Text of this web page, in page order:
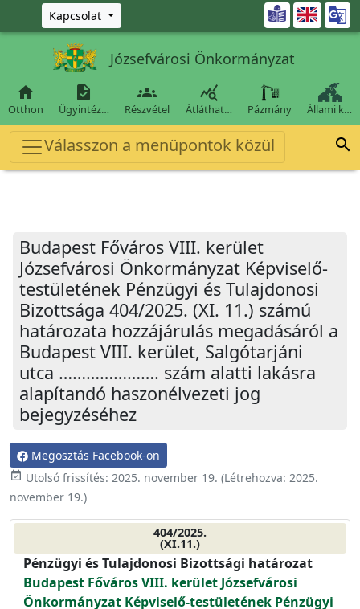
Ugrás a fő tartalomra
Kapcsolat 
Józsefvárosi Önkormányzat

Otthon

Ügyintéz…

Részvétel

Átláthat… Pázmány Állami k…
Válasszon a menüpontok közül 
Budapest Főváros VIII. kerület
Józsefvárosi Önkormányzat Képviselő-
testületének Pénzügyi és Tulajdonosi
Bizottsága 404/2025. (XI. 11.) számú
határozata hozzájárulás megadásáról a
Budapest VIII. kerület, Salgótarjáni
utca …………………. szám alatti lakásra
alapítandó haszonélvezeti jog
bejegyzéséhez
Megosztás Facebook-on
event_available Utolsó frissítés: 2025. november 19. (Létrehozva: 2025.
november 19.)
404/2025.
(XI.11.)
Pénzügyi és Tulajdonosi Bizottsági határozat
Budapest Főváros VIII. kerület Józsefvárosi
Önkormányzat Képviselő-testületének Pénzügyi